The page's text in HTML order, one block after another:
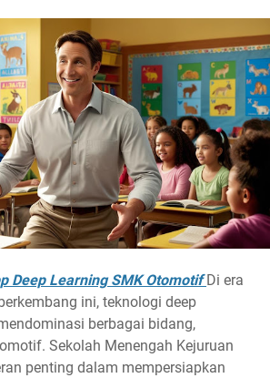
Deep Learning SMK Otomotif Di era
ini, teknologi deep
berbagai bidang,
Sekolah Menengah Kejuruan
penting dalam mempersiapkan